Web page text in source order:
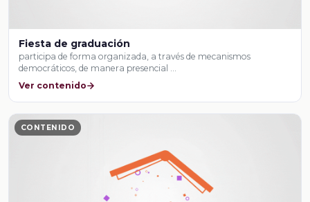
Fiesta de graduación
participa de forma organizada, a través de mecanismos
democráticos, de manera presencial …
Ver contenido
CONTENIDO